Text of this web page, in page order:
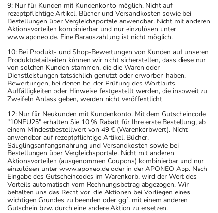
9: Nur für Kunden mit Kundenkonto möglich. Nicht auf
rezeptpflichtige Artikel, Bücher und Versandkosten sowie bei
Bestellungen über Vergleichsportale anwendbar. Nicht mit anderen
Aktionsvorteilen kombinierbar und nur einzulösen unter
www.aponeo.de. Eine Barauszahlung ist nicht möglich.
10: Bei Produkt- und Shop-Bewertungen von Kunden auf unseren
Produktdetailseiten können wir nicht sicherstellen, dass diese nur
von solchen Kunden stammen, die die Waren oder
Dienstleistungen tatsächlich genutzt oder erworben haben.
Bewertungen, bei denen bei der Prüfung des Wortlauts
Auffälligkeiten oder Hinweise festgestellt werden, die insoweit zu
Zweifeln Anlass geben, werden nicht veröffentlicht.
12: Nur für Neukunden mit Kundenkonto. Mit dem Gutscheincode
"10NEU26" erhalten Sie 10 % Rabatt für Ihre erste Bestellung, ab
einem Mindestbestellwert von 49 € (Warenkorbwert). Nicht
anwendbar auf rezeptpflichtige Artikel, Bücher,
Säuglingsanfangsnahrung und Versandkosten sowie bei
Bestellungen über Vergleichsportale. Nicht mit anderen
Aktionsvorteilen (ausgenommen Coupons) kombinierbar und nur
einzulösen unter www.aponeo.de oder in der APONEO App. Nach
Eingabe des Gutscheincodes im Warenkorb, wird der Wert des
Vorteils automatisch vom Rechnungsbetrag abgezogen. Wir
behalten uns das Recht vor, die Aktionen bei Vorliegen eines
wichtigen Grundes zu beenden oder ggf. mit einem anderen
Gutschein bzw. durch eine andere Aktion zu ersetzen.